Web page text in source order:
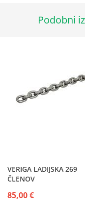
Podobni
VERIGA LADIJSKA 269
ČLENOV
85,00 €